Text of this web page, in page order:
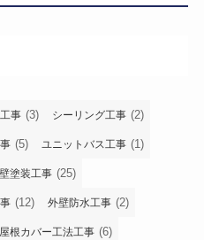
事 (3) シーリング工事 (2)
(5) ユニットバス工事 (1)
塗装工事 (25)
(12) 外壁防水工事 (2)
屋根カバー工法工事 (6)